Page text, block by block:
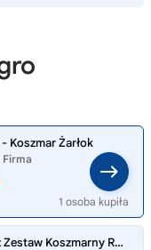
- Koszmar Żarłok
Firma
1 osoba kupiła
Klocki LEGO DREAMZzz Zestaw Koszmarny Rekinokręt 2 w 1 71469